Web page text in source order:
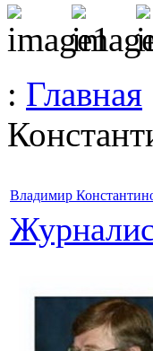
: Главная
Владимир